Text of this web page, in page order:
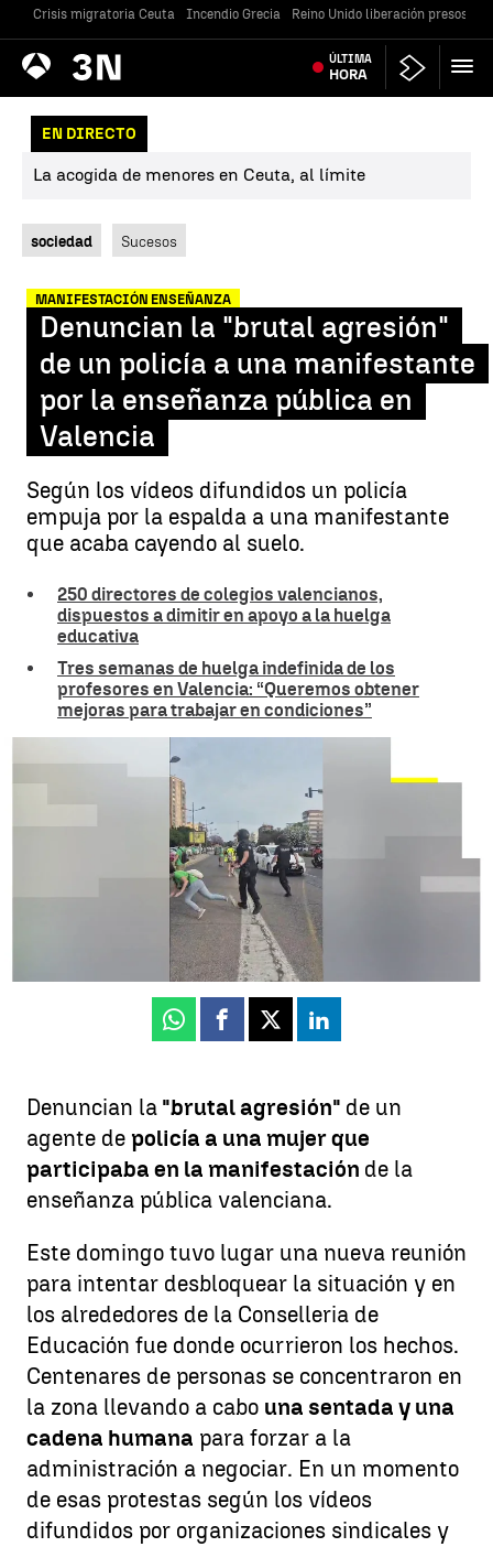
Crisis migratoria Ceuta Incendio Grecia Reino Unido liberación presos
Antena
3 Noticias ÚLTIMA
HORA
EN DIRECTO
La acogida de menores en Ceuta, al límite
sociedad Sucesos
MANIFESTACIÓN ENSEÑANZA
Denuncian la "brutal agresión"
de un policía a una manifestante
por la enseñanza pública en
Valencia
Según los vídeos difundidos un policía
empuja por la espalda a una manifestante
que acaba cayendo al suelo.
250 directores de colegios valencianos,
dispuestos a dimitir en apoyo a la huelga
educativa
Tres semanas de huelga indefinida de los
profesores en Valencia: “Queremos obtener
mejoras para trabajar en condiciones”
Denuncian la "brutal agresión" de un policía a una manifestante por
la enseñanza pública en Valencia |
Antena 3 Noticias
Miriam Vázquez
Publicado: 01 de junio de 2026, 07:39
Whatsapp
Facebook
X Linkedin
Denuncian la "brutal agresión" de un
agente de policía a una mujer que
participaba en la manifestación de la
enseñanza pública valenciana.
Este domingo tuvo lugar una nueva reunión
para intentar desbloquear la situación y en
los alrededores de la Conselleria de
Educación fue donde ocurrieron los hechos.
Centenares de personas se concentraron en
la zona llevando a cabo una sentada y una
cadena humana para forzar a la
administración a negociar. En un momento
de esas protestas según los vídeos
difundidos por organizaciones sindicales y